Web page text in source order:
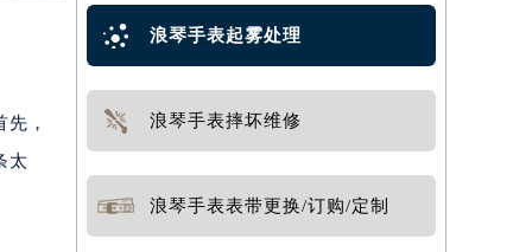
，
太
浪琴手表起雾处理
浪琴手表摔坏维修
浪琴手表表带更换/订购/定制